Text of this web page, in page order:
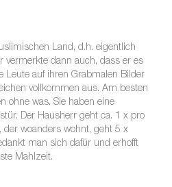
Land, d.h. eigentlich
vermerkte dann auch, dass er es
Leute auf ihren Grabmalen Bilder
vollkommen aus. Am besten
ohne was. Sie haben eine
Der Hausherr geht ca. 1 x pro
der woanders wohnt, geht 5 x
man sich dafür und erhofft
Mahlzeit.